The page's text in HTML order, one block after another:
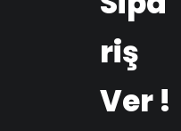
riş
Ver !